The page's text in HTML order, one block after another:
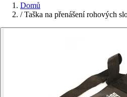
Domů
/ Taška na přenášení rohových